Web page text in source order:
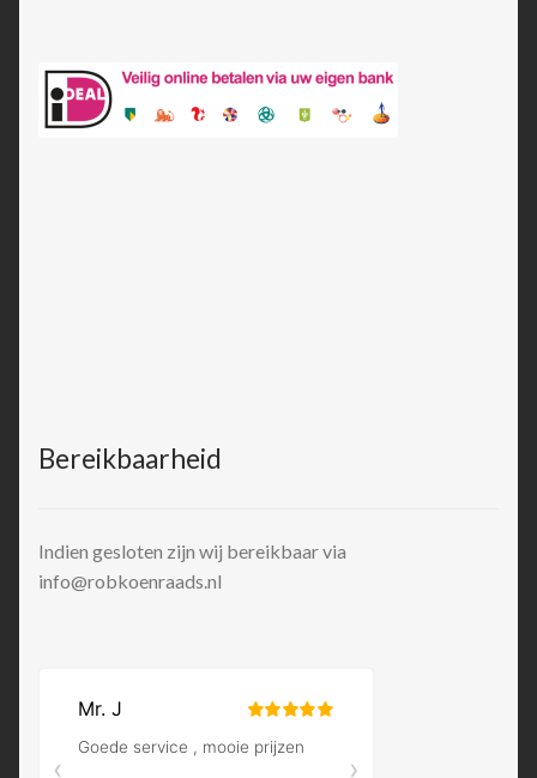
Bereikbaarheid
Indien gesloten zijn wij bereikbaar via
info@robkoenraads.nl